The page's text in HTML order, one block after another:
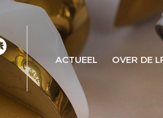
ACTUEEL OVER DE